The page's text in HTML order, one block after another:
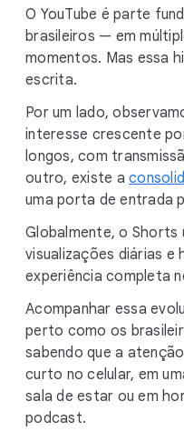
O YouTube é parte
brasileiros — em
momentos. Mas essa
escrita.
Por um lado,
interesse crescente
longos, com
outro, existe a
uma porta de entrada
Globalmente, o Shorts
visualizações diárias e
experiência completa
Acompanhar essa
perto como os
sabendo que a
curto no celular, em
sala de estar ou em
podcast.